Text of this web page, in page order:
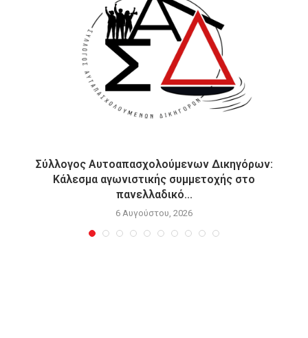
Σύλλογος Αυτοαπασχολούμενων Δικηγόρων:
Κάλεσμα αγωνιστικής συμμετοχής στο
πανελλαδικό...
6 Αυγούστου, 2026